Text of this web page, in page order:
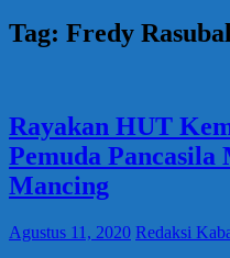
Tag: Fredy
Rayakan HUT
Pemuda
Mancing
Agustus 11, 2020 Redaksi